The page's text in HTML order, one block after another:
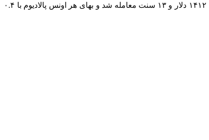
در بازار سایر فلزات ارزشمند، بهای هر اونس نقره با ۰.۶ درصد کاهش، به ۳۶ دلار و ۳۶ سنت رسید، بهای هر اونس پلاتین با ۰.۵ درصد کاهش، ۱۴۱۲ دلار و ۱۳ سنت معامله شد و بهای هر اونس پالادیوم با ۰.۴